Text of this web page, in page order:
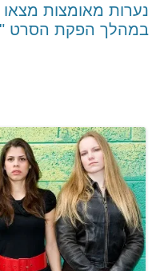
נערות מאומצות מצאו
במהלך הפקת הסרט